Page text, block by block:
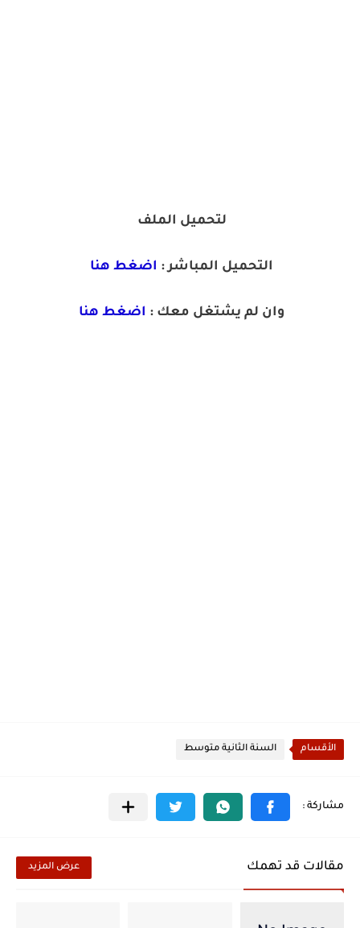
لتحميل الملف
التحميل المباشر : اضغط هنا
وان لم يشتغل معك : اضغط هنا
الأقسام السنة الثانية متوسط
مقالات قد تهمك عرض المزيد